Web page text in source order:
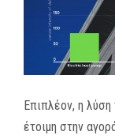
Επιπλέον, η
έτοιμη στην